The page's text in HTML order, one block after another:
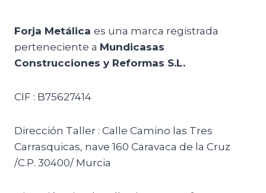
Forja Metálica es una marca registrada
perteneciente a Mundicasas
Construcciones y Reformas S.L.
CIF : B75627414
Dirección Taller : Calle Camino las Tres
Carrasquicas, nave 160 Caravaca de la Cruz
/C.P. 30400/ Murcia